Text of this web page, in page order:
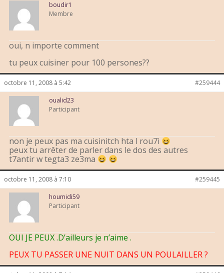
boudir1
Membre
oui, n importe comment
tu peux cuisiner pour 100 persones??
octobre 11, 2008 à 5:42 #259444
oualid23
Participant
non je peux pas ma cuisinitch hta l rou7i
peux tu arrêter de parler dans le dos des autres
t7antir w tegta3 ze3ma
octobre 11, 2008 à 7:10 #259445
houmidi59
Participant
OUI JE PEUX .D’ailleurs je n’aime .
PEUX TU PASSER UNE NUIT DANS UN POULAILLER ?